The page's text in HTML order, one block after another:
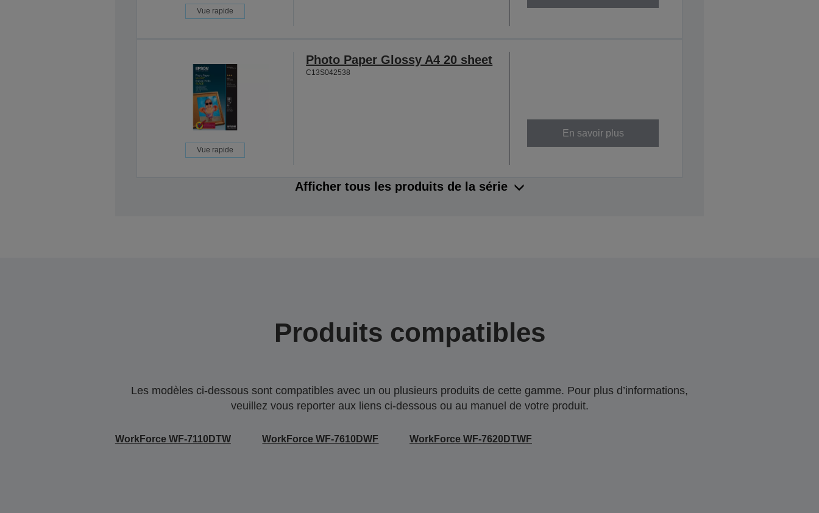
Vue rapide
Vue rapide
Photo Paper Glossy A4 20 sheet
C13S042538
En savoir plus
Afficher tous les produits de la série
Produits compatibles
Les modèles ci-dessous sont compatibles avec un ou plusieurs produits de cette gamme. Pour plus d’informations,
veuillez vous reporter aux liens ci-dessous ou au manuel de votre produit.
WorkForce WF-7110DTW WorkForce WF-7610DWF WorkForce WF-7620DTWF